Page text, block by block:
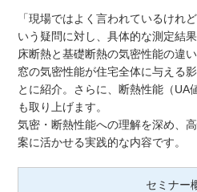
「現場ではよく言われているけれ
いう疑問に対し、具体的な測定結
床断熱と基礎断熱の気密性能の違
窓の気密性能が住宅全体に与える
とに紹介。さらに、断熱性能（UA
も取り上げます。
気密・断熱性能への理解を深め、
案に活かせる実践的な内容です。
セミナー